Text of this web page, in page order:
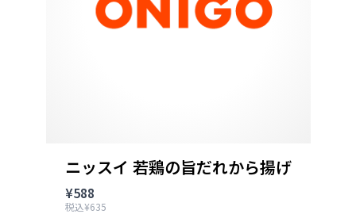
ニッスイ 若鶏の旨だれから揚げ
¥588
税込¥635